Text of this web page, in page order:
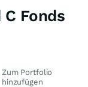
C Fonds
Zum Portfolio
hinzufügen